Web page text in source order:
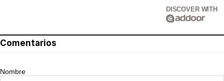
DISCOVER WITH
Comentarios
Nombre